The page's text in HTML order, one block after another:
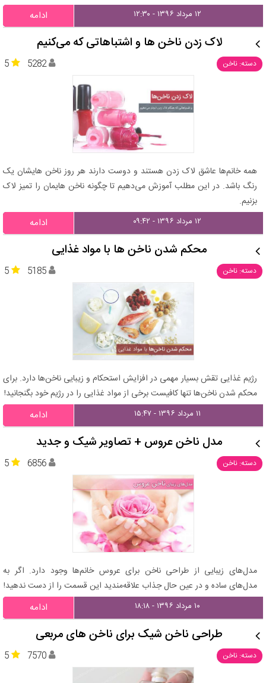
۱۲ مرداد ۱۳۹۶ - ۱۲:۳۰ ادامه
لاک زدن ناخن ها و اشتباهاتی که می‌کنیم
دسته: ناخن 5 5282
همه خانم‌ها عاشق لاک زدن هستند و دوست دارند هر روز ناخن هایشان یک
رنگ باشد. در این مطلب آموزش می‌دهیم تا چگونه ناخن هایمان را تمیز لاک
بزنیم.
۱۲ مرداد ۱۳۹۶ - ۰۹:۴۲ ادامه
محکم شدن ناخن ها با مواد غذایی
دسته: ناخن 5 5185
رژیم غذایی تقش بسیار مهمی در افزایش استحکام و زیبایی ناخن‌ها دارد. برای
محکم شدن ناخن‌ها تنها کافیست برخی از مواد غذایی را در رژیم خود بگنجانید!
۱۱ مرداد ۱۳۹۶ - ۱۵:۴۷ ادامه
مدل ناخن عروس + تصاویر شیک و جدید
دسته: ناخن 5 6856
مدل‌های زیبایی از طراحی ناخن برای عروس خانم‌ها وجود دارد. اگر به
مدل‌های ساده و در عین حال جذاب علاقه‌مندید این قسمت را از دست ندهید!
۱۰ مرداد ۱۳۹۶ - ۱۸:۱۸ ادامه
طراحی ناخن شیک برای ناخن های مربعی
دسته: ناخن 5 7570